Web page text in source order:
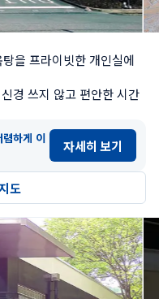
을 프라이빗한 개인실에
경 쓰지 않고 편안한 시간
하게 이
자세히 보기
도